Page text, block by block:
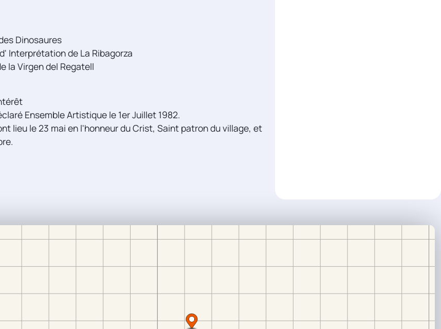
Dinosaures
Interprétation de La Ribagorza
la Virgen del Regatell
Ensemble Artistique le 1er Juillet 1982.
lieu le 23 mai en l'honneur du Crist, Saint patron du village, et